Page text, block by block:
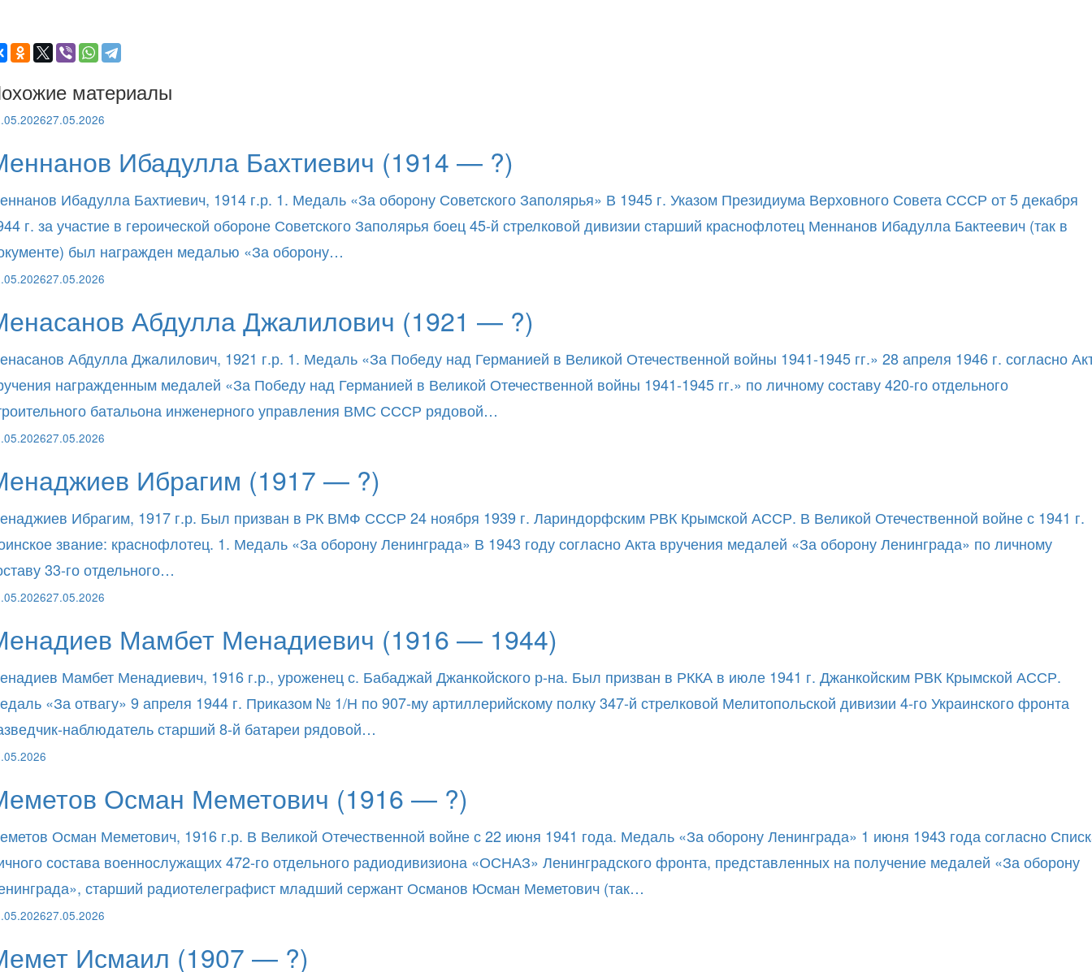
материалы
27.05.2026
Ибадулла Бахтиевич (1914 — ?)
Ибадулла Бахтиевич, 1914 г.р. 1. Медаль «За оборону Советского Заполярья» В 1945 г. Указом Президиума Верховного Совета СССР от 5 декабря
г. за участие в героической обороне Советского Заполярья боец 45-й стрелковой дивизии старший краснофлотец Меннанов Ибадулла Бактеевич (так в
был награжден медалью «За оборону…
27.05.2026
Абдулла Джалилович (1921 — ?)
Абдулла Джалилович, 1921 г.р. 1. Медаль «За Победу над Германией в Великой Отечественной войны 1941-1945 гг.» 28 апреля 1946 г. согласно
награжденным медалей «За Победу над Германией в Великой Отечественной войны 1941-1945 гг.» по личному составу 420-го отдельного
батальона инженерного управления ВМС СССР рядовой…
27.05.2026
Ибрагим (1917 — ?)
Ибрагим, 1917 г.р. Был призван в РК ВМФ СССР 24 ноября 1939 г. Лариндорфским РВК Крымской АССР. В Великой Отечественной войне с 1941 г.
звание: краснофлотец. 1. Медаль «За оборону Ленинграда» В 1943 году согласно Акта вручения медалей «За оборону Ленинграда» по личному
33-го отдельного…
27.05.2026
Мамбет Менадиевич (1916 — 1944)
Мамбет Менадиевич, 1916 г.р., уроженец с. Бабаджай Джанкойского р-на. Был призван в РККА в июле 1941 г. Джанкойским РВК Крымской АССР.
«За отвагу» 9 апреля 1944 г. Приказом № 1/Н по 907-му артиллерийскому полку 347-й стрелковой Мелитопольской дивизии 4-го Украинского фронта
наблюдатель старший 8-й батареи рядовой…
Осман Меметович (1916 — ?)
Осман Меметович, 1916 г.р. В Великой Отечественной войне с 22 июня 1941 года. Медаль «За оборону Ленинграда» 1 июня 1943 года согласно
состава военнослужащих 472-го отдельного радиодивизиона «ОСНАЗ» Ленинградского фронта, представленных на получение медалей «За оборону
старший радиотелеграфист младший сержант Османов Юсман Меметович (так…
27.05.2026
Исмаил (1907 — ?)